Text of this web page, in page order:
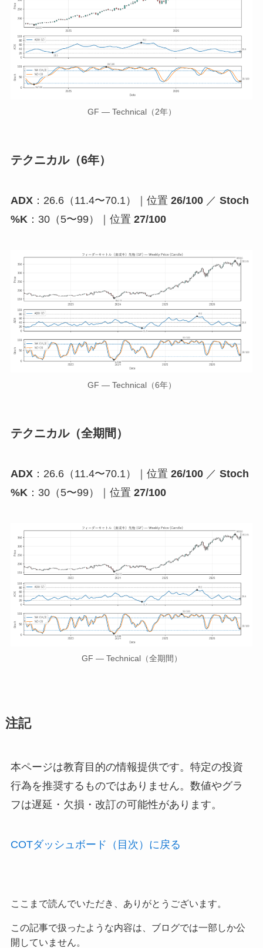
GF — Technical（2年）
テクニカル（6年）
ADX：26.6（11.4〜70.1）｜位置 26/100／ Stoch
%K：30（5〜99）｜位置 27/100
GF — Technical（6年）
テクニカル（全期間）
ADX：26.6（11.4〜70.1）｜位置 26/100／ Stoch
%K：30（5〜99）｜位置 27/100
GF — Technical（全期間）
注記
本ページは教育目的の情報提供です。特定の投資
行為を推奨するものではありません。数値やグラ
フは遅延・欠損・改訂の可能性があります。
COTダッシュボード（目次）に戻る
ここまで読んでいただき、ありがとうございます。
この記事で扱ったような内容は、ブログでは一部しか公
開していません。